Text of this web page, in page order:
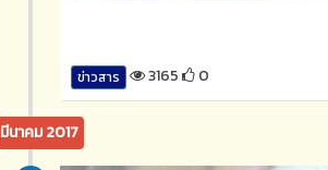
ข่าวสาร 3165 0
มีนาคม 2017